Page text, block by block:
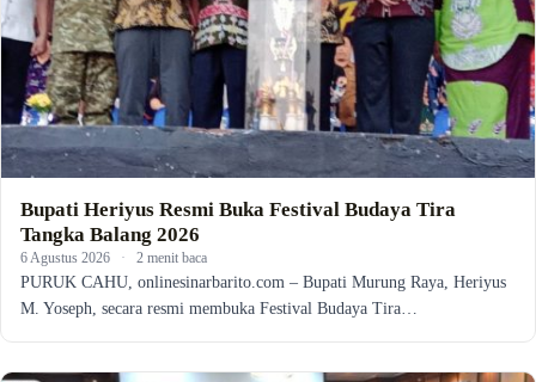
Bupati Heriyus Resmi Buka Festival Budaya Tira
Tangka Balang 2026
6 Agustus 2026 · 2 menit baca
PURUK CAHU, onlinesinarbarito.com – Bupati Murung Raya, Heriyus
M. Yoseph, secara resmi membuka Festival Budaya Tira…